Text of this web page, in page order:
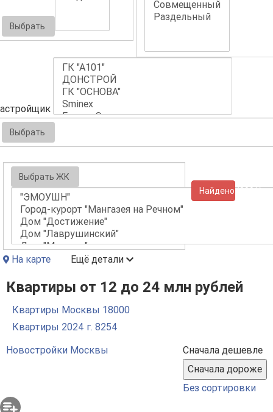
Выбрать
Выбрать
Выбрать ЖК
Найдено (3991)
На карте Ещё детали
Квартиры от 12 до 24 млн рублей
Квартиры Москвы 18000
Квартиры 2024 г. 8254
Новостройки Москвы
Сначала дешевле
Без сортировки